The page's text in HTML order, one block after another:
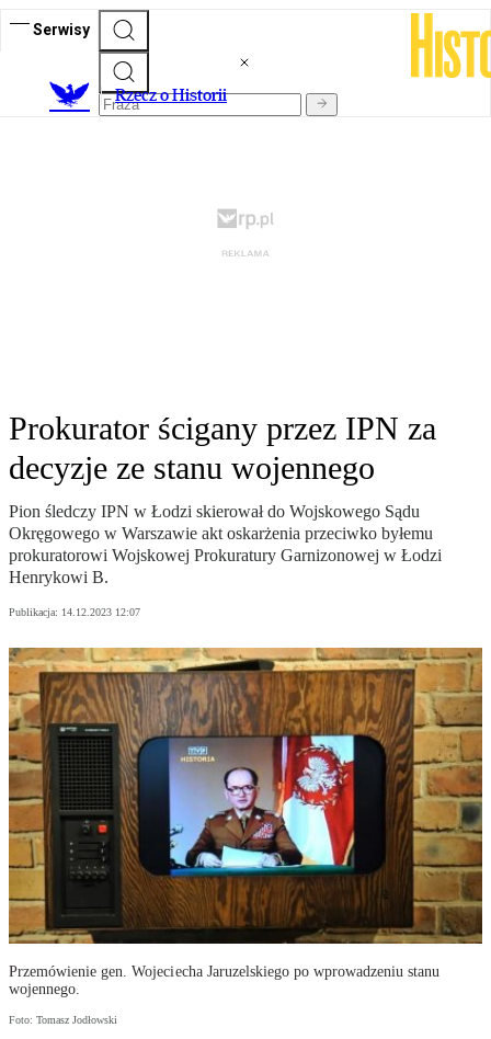
Serwisy
Rzecz o Historii
Prokurator ścigany przez IPN za
decyzje ze stanu wojennego
Pion śledczy IPN w Łodzi skierował do Wojskowego Sądu
Okręgowego w Warszawie akt oskarżenia przeciwko byłemu
prokuratorowi Wojskowej Prokuratury Garnizonowej w Łodzi
Henrykowi B.
Publikacja: 14.12.2023 12:07
Przemówienie gen. Wojeciecha Jaruzelskiego po wprowadzeniu stanu
wojennego.
Foto: Tomasz Jodłowski